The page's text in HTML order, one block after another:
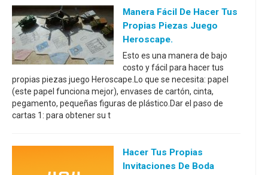
Manera Fácil De Hacer Tus
Propias Piezas Juego
Heroscape.
Esto es una manera de bajo
costo y fácil para hacer tus
propias piezas juego Heroscape.Lo que se necesita: papel
(este papel funciona mejor), envases de cartón, cinta,
pegamento, pequeñas figuras de plástico.Dar el paso de
cartas 1: para obtener su t
Hacer Tus Propias
Invitaciones De Boda